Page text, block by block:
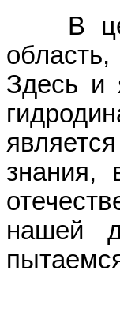
В
область,
Здесь и
знания,
нашей